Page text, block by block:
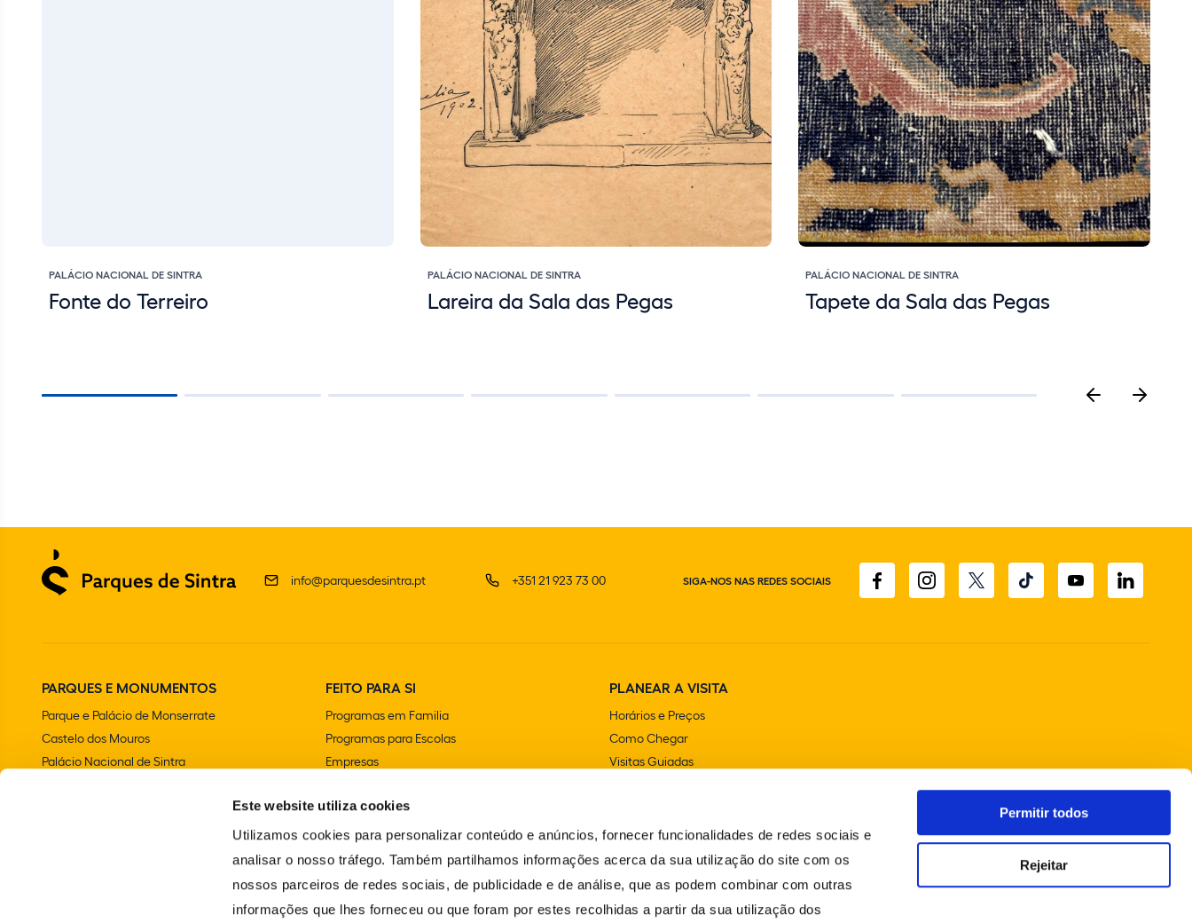
Este website utiliza cookies
Utilizamos cookies para personalizar conteúdo e anúncios, fornecer funcionalidades de redes sociais e
analisar o nosso tráfego. Também partilhamos informações acerca da sua utilização do site com os
nossos parceiros de redes sociais, de publicidade e de análise, que as podem combinar com outras
informações que lhes forneceu ou que foram por estes recolhidas a partir da sua utilização dos
Permitir todos
Rejeitar
PALÁCIO NACIONAL DE SINTRA
Fonte do Terreiro
PALÁCIO NACIONAL DE SINTRA
Lareira da Sala das Pegas
PALÁCIO NACIONAL DE SINTRA
Tapete da Sala das Pegas
info@parquesdesintra.pt +351 21 923 73 00 SIGA-NOS NAS REDES SOCIAIS
PARQUES E MONUMENTOS
Parque e Palácio de Monserrate
Castelo dos Mouros
Palácio Nacional de Sintra
Chalet e Jardim da Condessa d'Edla
FEITO PARA SI
Programas em Familia
Programas para Escolas
Empresas
PLANEAR A VISITA
Horários e Preços
Como Chegar
Visitas Guiadas
Acessibilidade